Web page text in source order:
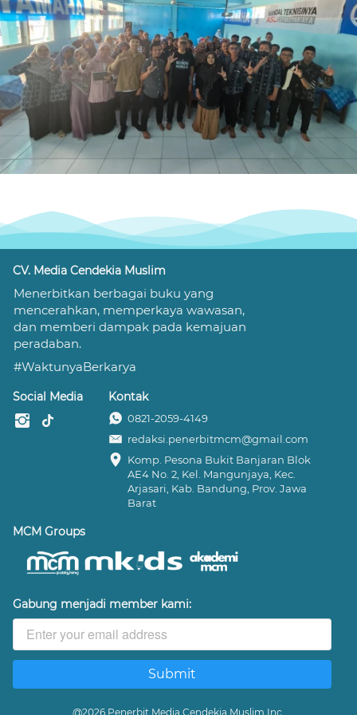
Kami akan menjembatani lahirnya karya-karya hebat
yang kamu tulis!
CV. Media Cendekia Muslim
Menerbitkan berbagai buku yang
mencerahkan, memperkaya wawasan,
dan memberi dampak pada kemajuan
peradaban.
#WaktunyaBerkarya
Social Media Kontak
0821-2059-4149
redaksi.penerbitmcm@gmail.com
Komp. Pesona Bukit Banjaran Blok
AE4 No. 2, Kel. Mangunjaya, Kec.
Arjasari, Kab. Bandung, Prov. Jawa
Barat
MCM Groups
Gabung menjadi member kami:
`
Submit
@2026 Penerbit Media Cendekia Muslim Inc.